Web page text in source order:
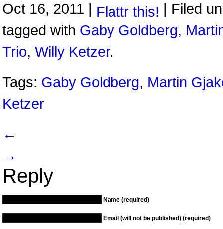
Oct 16, 2011 | Flattr this! | Filed
tagged with Gaby Goldberg,
Trio, Willy Ketzer.
Tags: Gaby Goldberg, Martin
Ketzer
←
→
Reply
Name (required)
Email (will not be published) (required)